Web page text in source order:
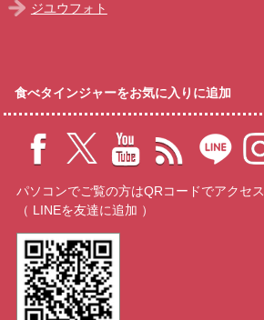
ジユウフォト
食べタインジャーをお気に入りに追加
パソコンでご覧の方はQRコードでアクセス
（ LINEを友達に追加 ）